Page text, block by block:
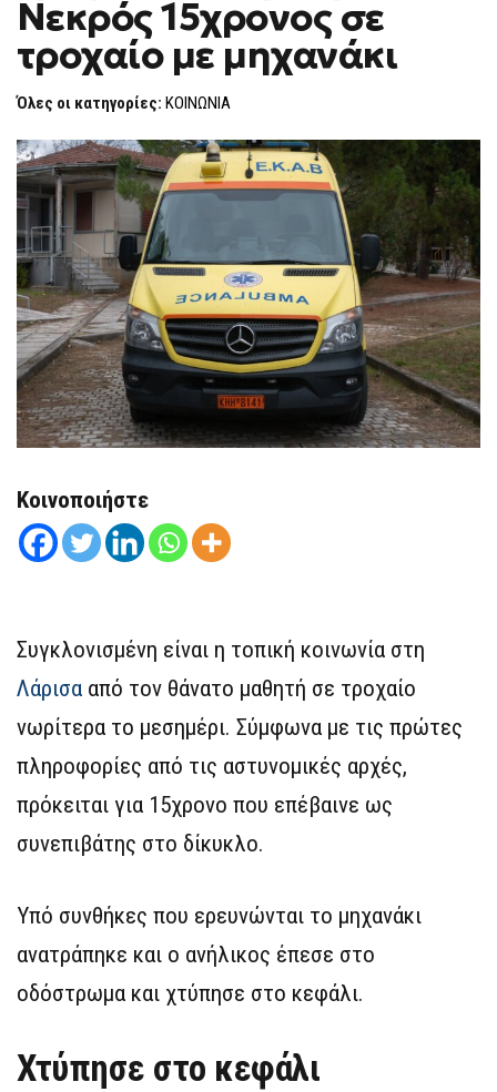
–
ΝΕΚΡΌΣ
15ΧΡΟΝΟΣ
ΣΕ
ΜΕ
Νεκρός 15χρονος σε
τροχαίο με μηχανάκι
Όλες οι κατηγορίες: ΚΟΙΝΩΝΙΑ
Κοινοποιήστε
Συγκλονισμένη είναι η τοπική κοινωνία στη
Λάρισα από τον θάνατο μαθητή σε τροχαίο
νωρίτερα το μεσημέρι. Σύμφωνα με τις πρώτες
πληροφορίες από τις αστυνομικές αρχές,
πρόκειται για 15χρονο που επέβαινε ως
συνεπιβάτης στο δίκυκλο.
Υπό συνθήκες που ερευνώνται το μηχανάκι
ανατράπηκε και ο ανήλικος έπεσε στο
οδόστρωμα και χτύπησε στο κεφάλι.
Χτύπησε στο κεφάλι